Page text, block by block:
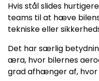
Hvis stål slides
teams til at hæve
tekniske eller
Det har særlig
æra, hvor bilernes
grad afhænger af,